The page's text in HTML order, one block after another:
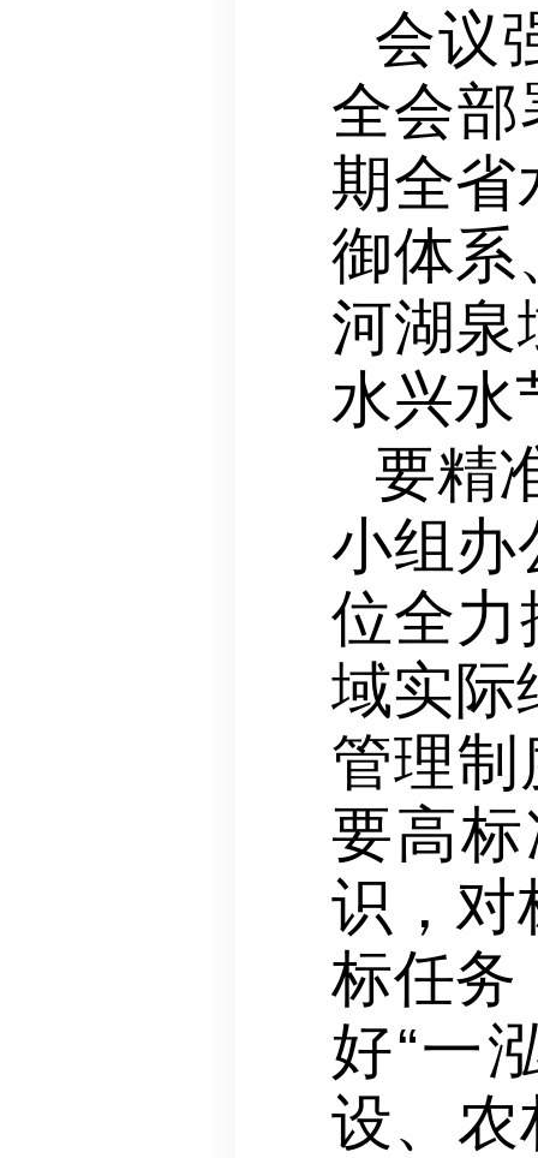
会议
全会部
期全省
御体系
河湖泉
水兴水
要精
小组办
位全力
域实际
管理制
要高
识，对
标任务
好“一
设、农